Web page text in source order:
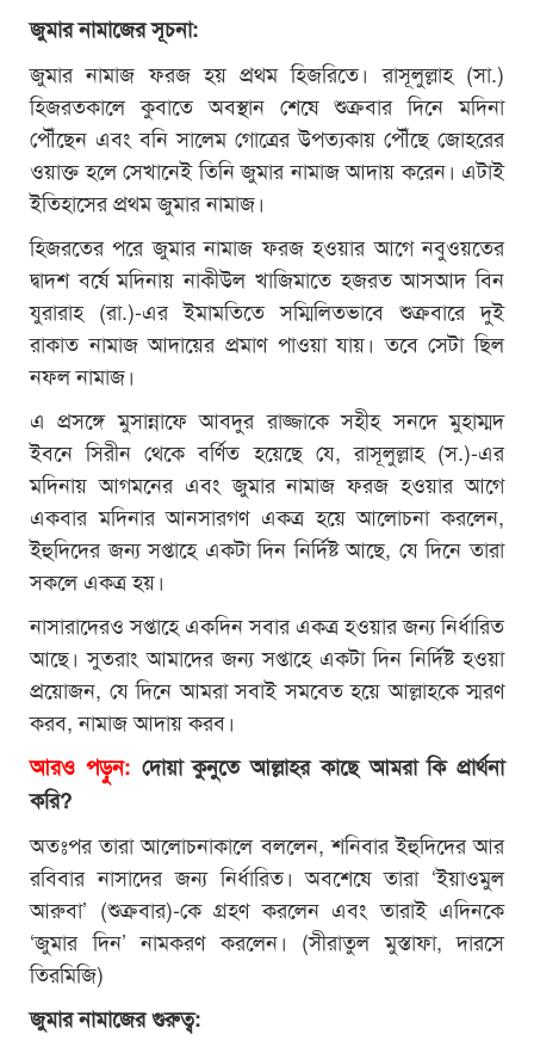
জুমার নামাজের সূচনা:
জুমার নামাজ ফরজ হয় প্রথম হিজরিতে। রাসূলুল্লাহ (সা.)
হিজরতকালে কুবাতে অবস্থান শেষে শুক্রবার দিনে মদিনা
পৌঁছেন এবং বনি সালেম গোত্রের উপত্যকায় পৌঁছে জোহরের
ওয়াক্ত হলে সেখানেই তিনি জুমার নামাজ আদায় করেন। এটাই
ইতিহাসের প্রথম জুমার নামাজ।
হিজরতের পরে জুমার নামাজ ফরজ হওয়ার আগে নবুওয়তের
দ্বাদশ বর্ষে মদিনায় নাকীউল খাজিমাতে হজরত আসআদ বিন
যুরারাহ (রা.)-এর ইমামতিতে সম্মিলিতভাবে শুক্রবারে দুই
রাকাত নামাজ আদায়ের প্রমাণ পাওয়া যায়। তবে সেটা ছিল
নফল নামাজ।
এ প্রসঙ্গে মুসান্নাফে আবদুর রাজ্জাকে সহীহ সনদে মুহাম্মদ
ইবনে সিরীন থেকে বর্ণিত হয়েছে যে, রাসূলুল্লাহ (স.)-এর
মদিনায় আগমনের এবং জুমার নামাজ ফরজ হওয়ার আগে
একবার মদিনার আনসারগণ একত্র হয়ে আলোচনা করলেন,
ইহুদিদের জন্য সপ্তাহে একটা দিন নির্দিষ্ট আছে, যে দিনে তারা
সকলে একত্র হয়।
নাসারাদেরও সপ্তাহে একদিন সবার একত্র হওয়ার জন্য নির্ধারিত
আছে। সুতরাং আমাদের জন্য সপ্তাহে একটা দিন নির্দিষ্ট হওয়া
প্রয়োজন, যে দিনে আমরা সবাই সমবেত হয়ে আল্লাহকে স্মরণ
করব, নামাজ আদায় করব।
আরও পড়ুন: দোয়া কুনুতে আল্লাহর কাছে আমরা কি প্রার্থনা
করি?
অতঃপর তারা আলোচনাকালে বললেন, শনিবার ইহুদিদের আর
রবিবার নাসাদের জন্য নির্ধারিত। অবশেষে তারা ‘ইয়াওমুল
আরুবা’ (শুক্রবার)-কে গ্রহণ করলেন এবং তারাই এদিনকে
‘জুমার দিন’ নামকরণ করলেন। (সীরাতুল মুস্তাফা, দারসে
তিরমিজি)
জুমার নামাজের গুরুত্ব: